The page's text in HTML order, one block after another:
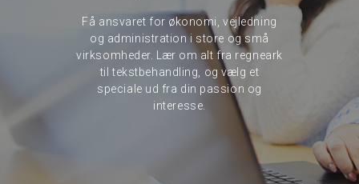
Få ansvaret for økonomi, vejledning
og administration i store og små
virksomheder. Lær om alt fra regneark
til tekstbehandling, og vælg et
speciale ud fra din passion og
interesse.